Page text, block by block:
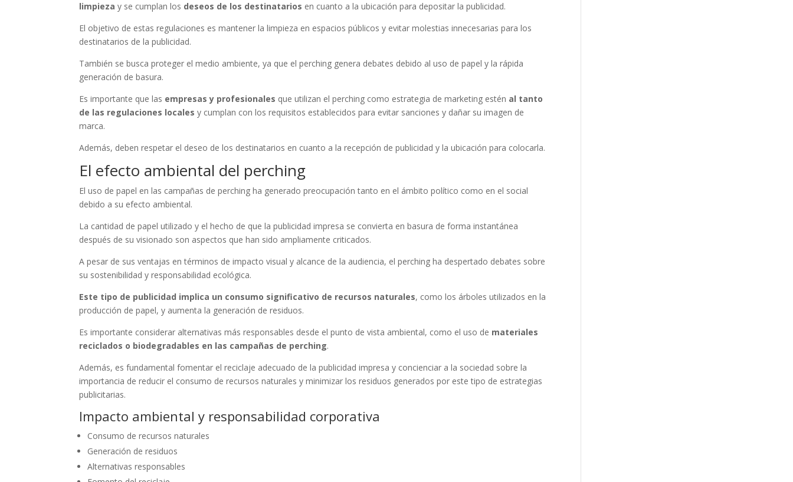
limpieza y se cumplan los deseos de los destinatarios en cuanto a la ubicación para depositar la publicidad.
El objetivo de estas regulaciones es mantener la limpieza en espacios públicos y evitar molestias innecesarias para los
destinatarios de la publicidad.
También se busca proteger el medio ambiente, ya que el perching genera debates debido al uso de papel y la rápida
generación de basura.
Es importante que las empresas y profesionales que utilizan el perching como estrategia de marketing estén al tanto
de las regulaciones locales y cumplan con los requisitos establecidos para evitar sanciones y dañar su imagen de
marca.
Además, deben respetar el deseo de los destinatarios en cuanto a la recepción de publicidad y la ubicación para colocarla.
El efecto ambiental del perching
El uso de papel en las campañas de perching ha generado preocupación tanto en el ámbito político como en el social
debido a su efecto ambiental.
La cantidad de papel utilizado y el hecho de que la publicidad impresa se convierta en basura de forma instantánea
después de su visionado son aspectos que han sido ampliamente criticados.
A pesar de sus ventajas en términos de impacto visual y alcance de la audiencia, el perching ha despertado debates sobre
su sostenibilidad y responsabilidad ecológica.
Este tipo de publicidad implica un consumo significativo de recursos naturales, como los árboles utilizados en la
producción de papel, y aumenta la generación de residuos.
Es importante considerar alternativas más responsables desde el punto de vista ambiental, como el uso de materiales
reciclados o biodegradables en las campañas de perching.
Además, es fundamental fomentar el reciclaje adecuado de la publicidad impresa y concienciar a la sociedad sobre la
importancia de reducir el consumo de recursos naturales y minimizar los residuos generados por este tipo de estrategias
publicitarias.
Impacto ambiental y responsabilidad corporativa
Consumo de recursos naturales
Generación de residuos
Alternativas responsables